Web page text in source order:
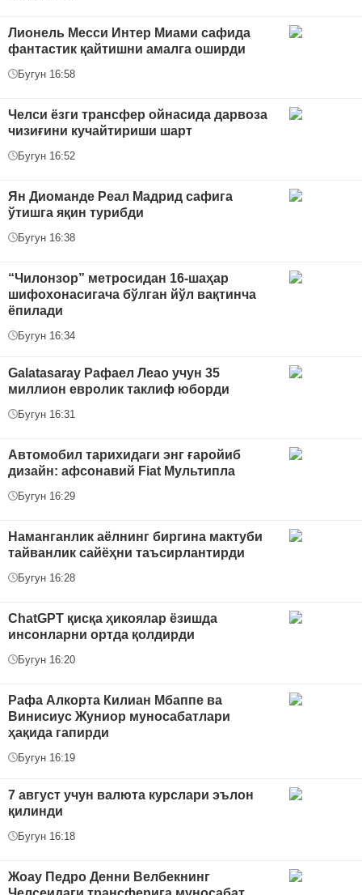
Лионель Месси Интер Миами сафида
фантастик қайтишни амалга оширди
Бугун 16:58
Челси ёзги трансфер ойнасида дарвоза
чизиғини кучайтириши шарт
Бугун 16:52
Ян Диоманде Реал Мадрид сафига
ўтишга яқин турибди
Бугун 16:38
“Чилонзор” метросидан 16-шаҳар
шифохонасигача бўлган йўл вақтинча
ёпилади
Бугун 16:34
Galatasaray Рафаел Леао учун 35
миллион евролик таклиф юборди
Бугун 16:31
Автомобил тарихидаги энг ғаройиб
дизайн: афсонавий Fiat Мультипла
Бугун 16:29
Наманганлик аёлнинг биргина мактуби
тайванлик сайёҳни таъсирлантирди
Бугун 16:28
ChatGPT қисқа ҳикоялар ёзишда
инсонларни ортда қолдирди
Бугун 16:20
Рафа Алкорта Килиан Мбаппе ва
Винисиус Жуниор муносабатлари
ҳақида гапирди
Бугун 16:19
7 август учун валюта курслари эълон
қилинди
Бугун 16:18
Жоау Педро Денни Велбекнинг